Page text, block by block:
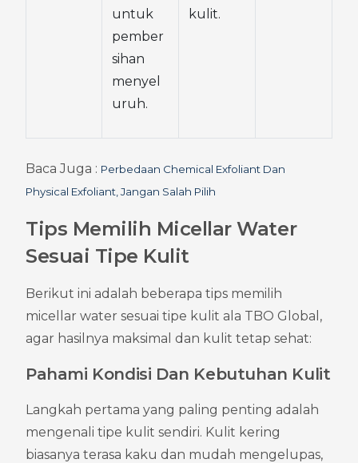
untuk
pember
sihan
menyel
uruh.
kulit.
Baca Juga : Perbedaan Chemical Exfoliant Dan
Physical Exfoliant, Jangan Salah Pilih
Tips Memilih Micellar Water
Sesuai Tipe Kulit
Berikut ini adalah beberapa tips memilih
micellar water sesuai tipe kulit ala TBO Global,
agar hasilnya maksimal dan kulit tetap sehat:
Pahami Kondisi Dan Kebutuhan Kulit
Langkah pertama yang paling penting adalah
mengenali tipe kulit sendiri. Kulit kering
biasanya terasa kaku dan mudah mengelupas,